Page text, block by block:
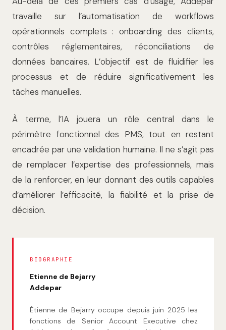
travaille sur l’automatisation de workflows
opérationnels complets : onboarding des clients,
contrôles réglementaires, réconciliations de
données bancaires. L’objectif est de fluidifier les
processus et de réduire significativement les
tâches manuelles.
À terme, l’IA jouera un rôle central dans le
périmètre fonctionnel des PMS, tout en restant
encadrée par une validation humaine. Il ne s’agit pas
de remplacer l’expertise des professionnels, mais
de la renforcer, en leur donnant des outils capables
d’améliorer l’efficacité, la fiabilité et la prise de
décision.
BIOGRAPHIE
Etienne de Bejarry
Addepar
Étienne de Bejarry occupe depuis juin 2025 les
fonctions de Senior Account Executive chez